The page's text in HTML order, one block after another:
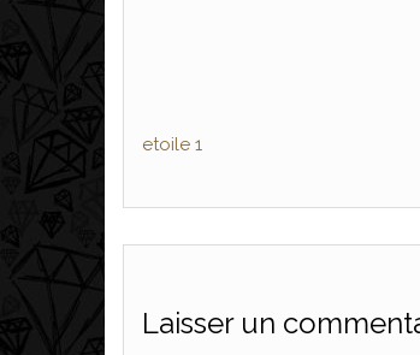
etoile 1
Laisser un